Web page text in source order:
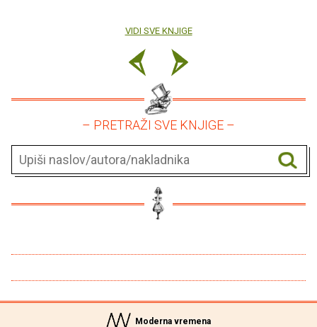
VIDI SVE KNJIGE
– PRETRAŽI SVE KNJIGE –
Moderna vremena